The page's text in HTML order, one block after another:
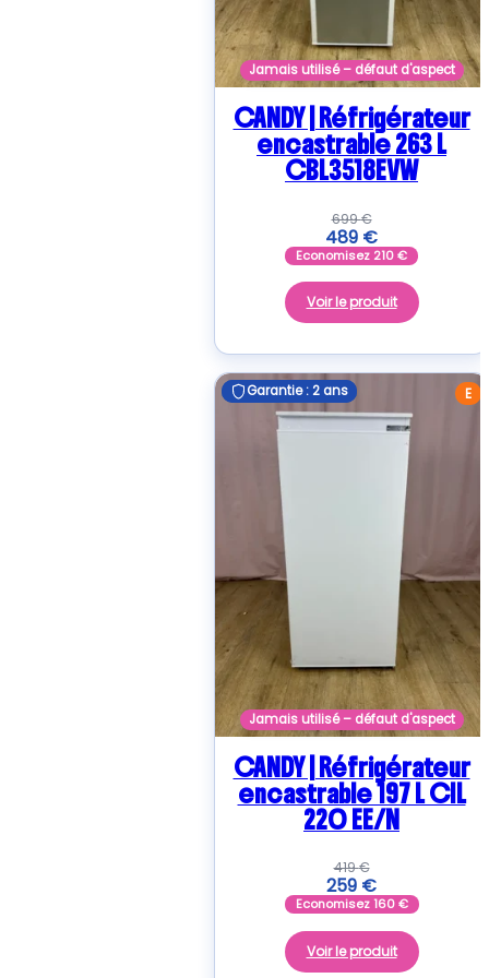
Jamais utilisé – défaut d'aspect
CANDY | Réfrigérateur
encastrable 263 L
CBL3518EVW
699€
489 €
Economisez 210€
Voir le produit
E
Garantie : 2 ans
Jamais utilisé – défaut d'aspect
Garantie : 2 ans
CANDY | Réfrigérateur
encastrable 197 L CIL
220 EE/N
419€
259 €
Economisez160€
Voir le produit